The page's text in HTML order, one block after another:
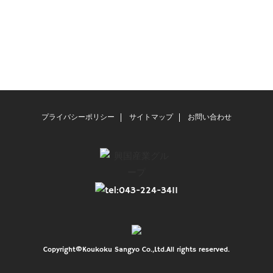
プライバシーポリシー サイトマップ お問い合わせ
Copyright©Koukoku Sangyo Co.,Ltd.All rights reserved.